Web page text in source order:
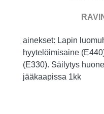
ainekset: Lapin
hyytelöimisaine
(E330). Säilytys
jääkaapissa 1kk